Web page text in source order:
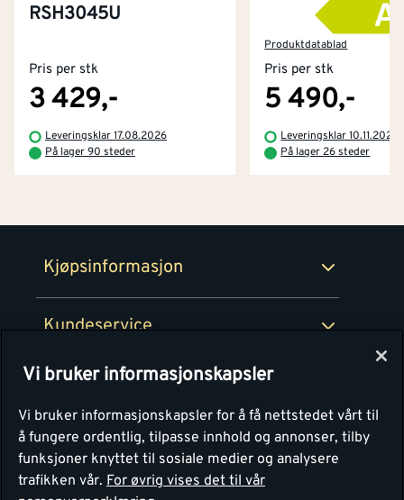
RSH3045U
Pris per stk
3 429,-
Leveringsklar 17.08.2026
På lager 90 steder
Produktdatablad
Pris per stk
5 490,-
Leveringsklar 10.11.2026
På lager 26 steder
Kjøpsinformasjon
Kjøpsbetingelser
Retur- og angrerettsskjema
Kundeservice
Tjenester
Montér Klubb
Montér
Byggevarehus og åpningstider
Prismatch
Personvern
Vi bruker informasjonskapsler
Vi bruker informasjonskapsler for å få nettstedet vårt til
å fungere ordentlig, tilpasse innhold og annonser, tilby
funksjoner knyttet til sosiale medier og analysere
trafikken vår. For øvrig vises det til vår